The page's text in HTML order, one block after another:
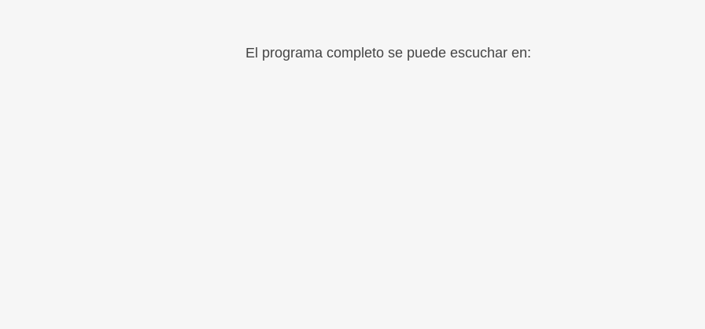
El programa completo se puede escuchar en: